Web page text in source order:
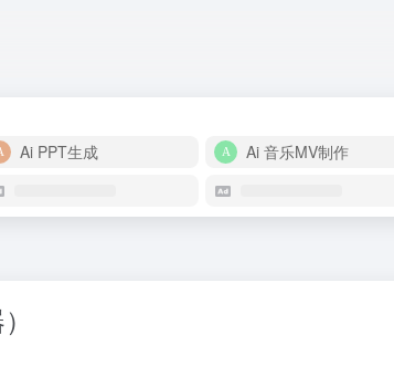
Ai PPT生成 Ai 音乐MV制作